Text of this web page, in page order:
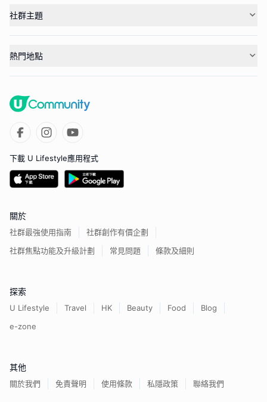
社群主題
熱門地點
下載 U Lifestyle應用程式
關於
社群最強使用指南
社群創作有價企劃
社群焦點功能及升級計劃
常見問題 條款及細則
探索
U Lifestyle Travel HK Beauty Food
Blog
e-zone
其他
關於我們 免責聲明 使用條款 私隱政策 聯絡我們